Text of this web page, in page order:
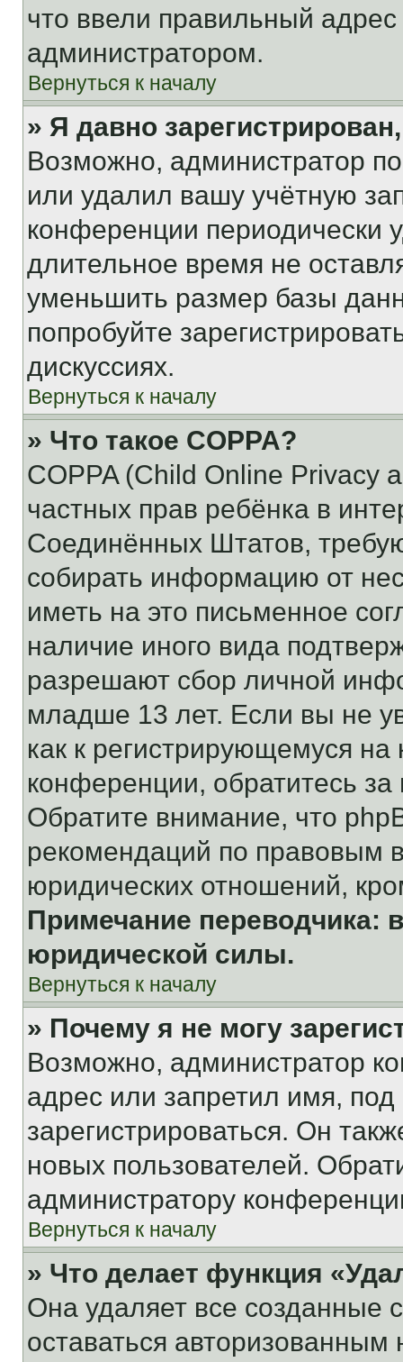
что ввели правильный адрес
администратором.
Вернуться к началу
» Я давно
Возможно, администратор
или удалил вашу учётную
конференции периодически
длительное время не
уменьшить размер базы
попробуйте
дискуссиях.
Вернуться к началу
» Что такое COPPA?
COPPA (Child Online Privacy
частных прав ребёнка в
Соединённых Штатов,
собирать информацию от
иметь на это письменное
наличие иного вида
разрешают сбор личной
младше 13 лет. Если вы не
как к регистрирующемуся
конференции, обратитесь
Обратите внимание, что
рекомендаций по правовым
юридических отношений,
Примечание переводчика:
юридической силы.
Вернуться к началу
» Почему я не могу
Возможно, администратор
адрес или запретил имя,
зарегистрироваться. Он
новых пользователей.
администратору
Вернуться к началу
» Что делает функция
Она удаляет все созданные
оставаться